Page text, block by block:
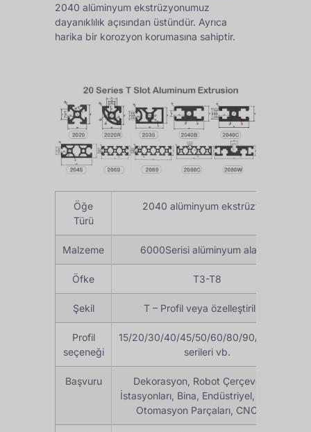
2040 alüminyum ekstrüzyonumuz
dayanıklılık açısından üstündür. Ayrıca
harika bir korozyon korumasına sahiptir.
Öğe
Türü
2040 alüminyum ekstrüzyon
Malzeme 6000Serisi alüminyum alaşımı
Öfke T3-T8
Şekil T – Profil veya özelleştirilmiş
Profil
seçeneği
15/20/30/40/45/50/60/80/90/100/160
serileri vb.
Başvuru
Dekorasyon, Robot Çerçevesi, İş
İstasyonları, Bina, Endüstriyel, Makine,
Otomasyon Parçaları, CNC, vb.